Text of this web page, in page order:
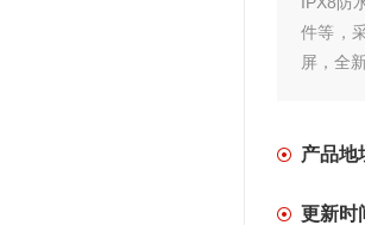
件等，
屏，全
产品地
更新时